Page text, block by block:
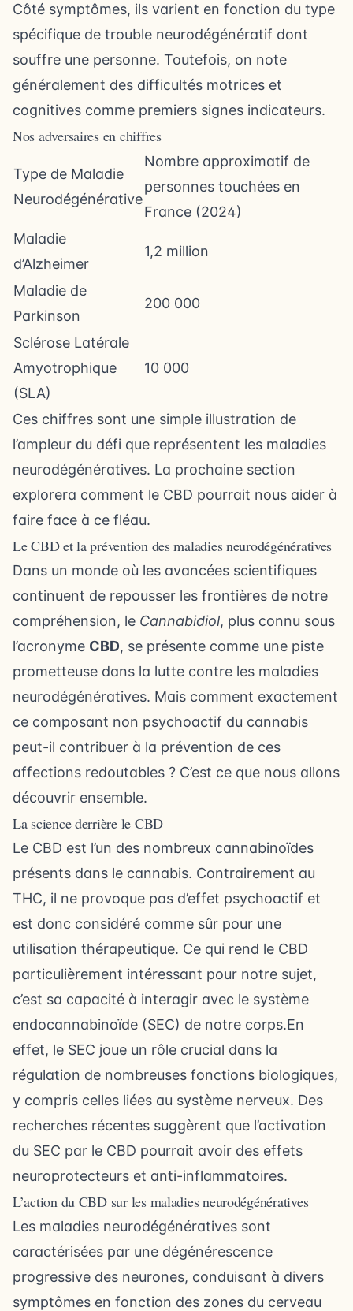
Côté symptômes, ils varient en fonction du type
spécifique de trouble neurodégénératif dont
souffre une personne. Toutefois, on note
généralement des difficultés motrices et
cognitives comme premiers signes indicateurs.
Nos adversaires en chiffres
Type de Maladie
Neurodégénérative
Nombre approximatif de
personnes touchées en
France (2024)
Maladie
d’Alzheimer
1,2 million
Maladie de
Parkinson
200 000
Sclérose Latérale
Amyotrophique
(SLA)
10 000
Ces chiffres sont une simple illustration de
l’ampleur du défi que représentent les maladies
neurodégénératives. La prochaine section
explorera comment le CBD pourrait nous aider à
faire face à ce fléau.
Le CBD et la prévention des maladies neurodégénératives
Dans un monde où les avancées scientifiques
continuent de repousser les frontières de notre
compréhension, le Cannabidiol, plus connu sous
l’acronyme CBD, se présente comme une piste
prometteuse dans la lutte contre les maladies
neurodégénératives. Mais comment exactement
ce composant non psychoactif du cannabis
peut-il contribuer à la prévention de ces
affections redoutables ? C’est ce que nous allons
découvrir ensemble.
La science derrière le CBD
Le CBD est l’un des nombreux cannabinoïdes
présents dans le cannabis. Contrairement au
THC, il ne provoque pas d’effet psychoactif et
est donc considéré comme sûr pour une
utilisation thérapeutique. Ce qui rend le CBD
particulièrement intéressant pour notre sujet,
c’est sa capacité à interagir avec le système
endocannabinoïde (SEC) de notre corps.En
effet, le SEC joue un rôle crucial dans la
régulation de nombreuses fonctions biologiques,
y compris celles liées au système nerveux. Des
recherches récentes suggèrent que l’activation
du SEC par le CBD pourrait avoir des effets
neuroprotecteurs et anti-inflammatoires.
L’action du CBD sur les maladies neurodégénératives
Les maladies neurodégénératives sont
caractérisées par une dégénérescence
progressive des neurones, conduisant à divers
symptômes en fonction des zones du cerveau